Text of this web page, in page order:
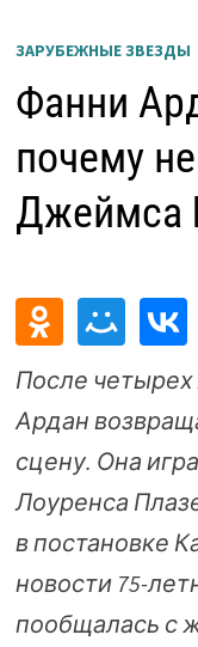
ЗАРУБЕЖНЫЕ ЗВЕЗДЫ
Фанни
почему
Джеймса
После четырех
Ардан
сцену. Она
Лоуренса
в постановке
новости 75-
пообщалась с